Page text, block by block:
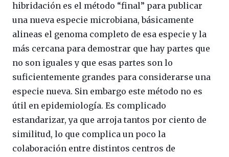
hibridación es el método “final” para publicar
una nueva especie microbiana, básicamente
alineas el genoma completo de esa especie y la
más cercana para demostrar que hay partes que
no son iguales y que esas partes son lo
suficientemente grandes para considerarse una
especie nueva. Sin embargo este método no es
útil en epidemiología. Es complicado
estandarizar, ya que arroja tantos por ciento de
similitud, lo que complica un poco la
colaboración entre distintos centros de